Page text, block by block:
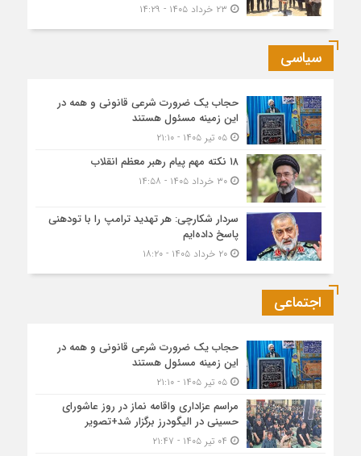
سیاسی
حجاب یک ضرورت شرعی قانونی و همه در
این زمینه مسئول هستند
۰۵ تیر ۱۴۰۵ - ۲۱:۱۰
۱۸ نکته مهم پیام رهبر معظم انقلاب
۳۰ خرداد ۱۴۰۵ - ۱۴:۵۸
سردار شکارچی: هر تهدید ترامپ را با تودهنی
پاسخ داده‌ایم
۲۰ خرداد ۱۴۰۵ - ۱۸:۲۰
اجتماعی
حجاب یک ضرورت شرعی قانونی و همه در
این زمینه مسئول هستند
۰۵ تیر ۱۴۰۵ - ۲۱:۱۰
مراسم عزاداری واقامه نماز در روز عاشورای
حسینی در الیگودرز برگزار شد+تصویر